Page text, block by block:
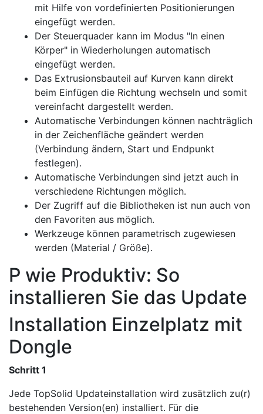
mit Hilfe von vordefinierten Positionierungen
eingefügt werden.
Der Steuerquader kann im Modus "In einen
Körper" in Wiederholungen automatisch
eingefügt werden.
Das Extrusionsbauteil auf Kurven kann direkt
beim Einfügen die Richtung wechseln und somit
vereinfacht dargestellt werden.
Automatische Verbindungen können nachträglich
in der Zeichenfläche geändert werden
(Verbindung ändern, Start und Endpunkt
festlegen).
Automatische Verbindungen sind jetzt auch in
verschiedene Richtungen möglich.
Der Zugriff auf die Bibliotheken ist nun auch von
den Favoriten aus möglich.
Werkzeuge können parametrisch zugewiesen
werden (Material / Größe).
P wie Produktiv: So
installieren Sie das Update
Installation Einzelplatz mit
Dongle
Schritt 1
Jede TopSolid Updateinstallation wird zusätzlich zu(r)
bestehenden Version(en) installiert. Für die